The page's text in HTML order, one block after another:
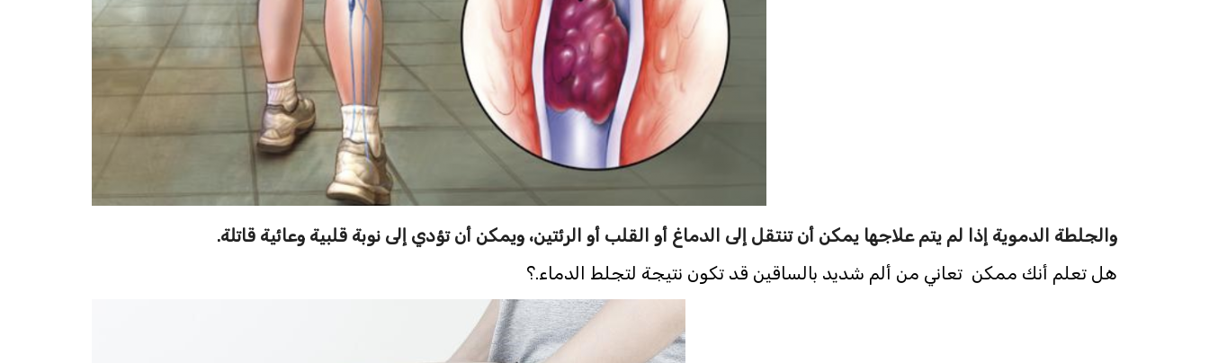
والجلطة الدموية إذا لم يتم علاجها يمكن أن تنتقل إلى الدماغ أو القلب أو الرئتين، ويمكن أن تؤدي إلى نوبة قلبية وعائية قاتلة.
هل تعلم أنك ممكن تعاني من ألم شديد بالساقين قد تكون نتيجة لتجلط الدماء.؟